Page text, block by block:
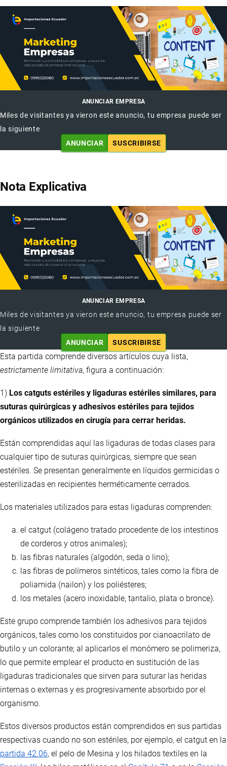
ANUNCIAR EMPRESA
Miles de visitantes ya vieron este anuncio, tu empresa puede ser
la siguiente
ANUNCIAR
SUSCRIBIRSE
Nota Explicativa
ANUNCIAR EMPRESA
Miles de visitantes ya vieron este anuncio, tu empresa puede ser
la siguiente
ANUNCIAR
SUSCRIBIRSE
Esta partida comprende diversos artículos cuya lista,
estrictamente limitativa, figura a continuación:
1) Los catguts estériles y ligaduras estériles similares, para
suturas quirúrgicas y adhesivos estériles para tejidos
orgánicos utilizados en cirugía para cerrar heridas.
Están comprendidas aquí las ligaduras de todas clases para
cualquier tipo de suturas quirúrgicas, siempre que sean
estériles. Se presentan generalmente en líquidos germicidas o
esterilizadas en recipientes herméticamente cerrados.
Los materiales utilizados para estas ligaduras comprenden:
el catgut (colágeno tratado procedente de los intestinos
de corderos y otros animales);
las fibras naturales (algodón, seda o lino);
las fibras de polímeros sintéticos, tales como la fibra de
poliamida (nailon) y los poliésteres;
los metales (acero inoxidable, tantalio, plata o bronce).
Este grupo comprende también los adhesivos para tejidos
orgánicos, tales como los constituidos por cianoacrilato de
butilo y un colorante; al aplicarlos el monómero se polimeriza,
lo que permite emplear el producto en sustitución de las
ligaduras tradicionales que sirven para suturar las heridas
internas o externas y es progresivamente absorbido por el
organismo.
Estos diversos productos están comprendidos en sus partidas
respectivas cuando no son estériles, por ejemplo, el catgut en la
partida 42.06, el pelo de Mesina y los hilados textiles en la